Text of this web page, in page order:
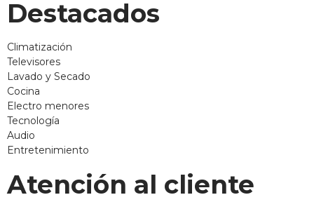
Destacados
Climatización
Televisores
Lavado y Secado
Cocina
Electro menores
Tecnología
Audio
Entretenimiento
Atención al cliente